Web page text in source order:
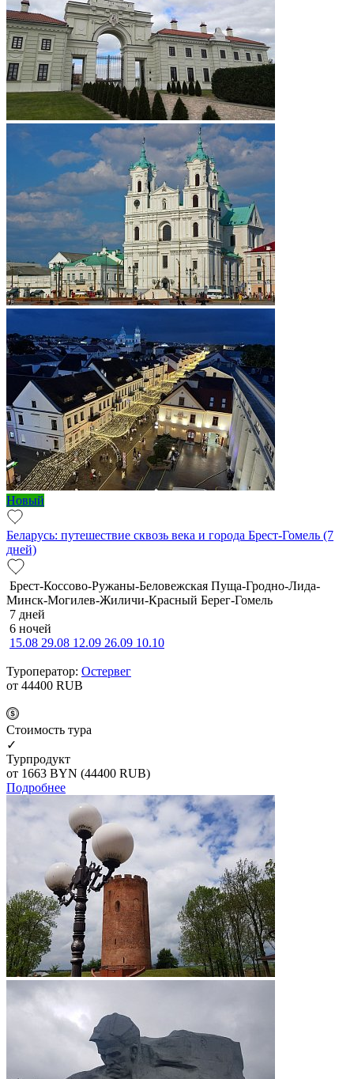
Новый
Беларусь: путешествие сквозь века и города Брест-Гомель (7
дней)
Брест-Коссово-Ружаны-Беловежская Пуща-Гродно-Лида-
Минск-Могилев-Жиличи-Красный Берег-Гомель
7 дней
6 ночей
15.08 29.08 12.09 26.09 10.10
Туроператор: Остервег
от 44400 RUB
Cтоимость тура
✓
Турпродукт
от 1663 BYN (44400 RUB)
Подробнее